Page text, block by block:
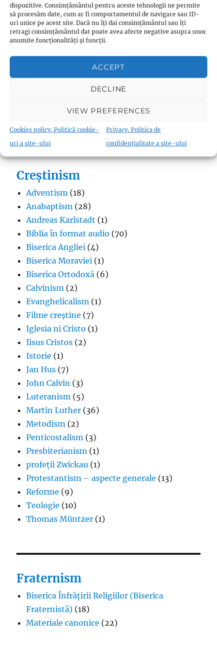
dispozitive. Consimțământul pentru aceste tehnologii ne permite
să procesăm date, cum ar fi comportamentul de navigare sau ID-
uri unice pe acest site. Dacă nu îți dai consimțământul sau îți
retragi consimțământul dat poate avea afecte negative asupra unor
anumite funcționalități și funcții.
ACCEPT
DECLINE
VIEW PREFERENCES
Cookies policy. Politică cookie-
uri a site-ului
Privacy. Politica de
confidențialitate a site-ului
Budism
Meditația budistă(1)
Termeni în budism (8)
Creștinism
Adventism (18)
Anabaptism (28)
Andreas Karlstadt (1)
Biblia în format audio (70)
Biserica Angliei (4)
Biserica Moraviei (1)
Biserica Ortodoxă (6)
Calvinism (2)
Evanghelicalism (1)
Filme creștine (7)
Iglesia ni Cristo (1)
Iisus Cristos (2)
Istorie (1)
Jan Hus (7)
John Calvin (3)
Luteranism (5)
Martin Luther (36)
Metodism (2)
Penticostalism (3)
Presbiterianism (1)
profeții Zwickau (1)
Protestantism – aspecte generale (13)
Reforme (9)
Teologie (10)
Thomas Müntzer (1)
Fraternism
Biserica Înfrățirii Religiilor (Biserica
Fraternistă) (18)
Materiale canonice (22)